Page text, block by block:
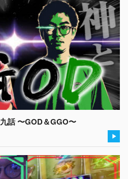
話 〜GOD＆GGO〜